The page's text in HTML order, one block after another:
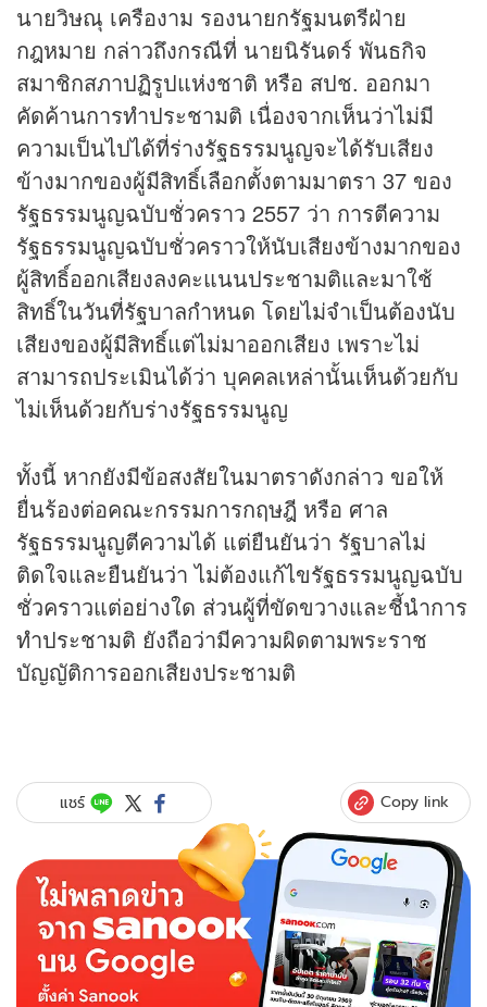
นายวิษณุ เครืองาม รองนายกรัฐมนตรีฝ่าย
กฎหมาย กล่าวถึงกรณีที่ นายนิรันดร์ พันธกิจ
สมาชิกสภาปฏิรูปแห่งชาติ หรือ สปช. ออกมา
คัดค้านการทำประชามติ เนื่องจากเห็นว่าไม่มี
ความเป็นไปได้ที่ร่างรัฐธรรมนูญจะได้รับเสียง
ข้างมากของผู้มีสิทธิ์เลือกตั้งตามมาตรา 37 ของ
รัฐธรรมนูญฉบับชั่วคราว 2557 ว่า การตีความ
รัฐธรรมนูญฉบับชั่วคราวให้นับเสียงข้างมากของ
ผู้สิทธิ์ออกเสียงลงคะแนนประชามติและมาใช้
สิทธิ์ในวันที่รัฐบาลกำหนด โดยไม่จำเป็นต้องนับ
เสียงของผู้มีสิทธิ์แต่ไม่มาออกเสียง เพราะไม่
สามารถประเมินได้ว่า บุคคลเหล่านั้นเห็นด้วยกับ
ไม่เห็นด้วยกับร่างรัฐธรรมนูญ
ทั้งนี้ หากยังมีข้อสงสัยในมาตราดังกล่าว ขอให้
ยื่นร้องต่อคณะกรรมการกฤษฎี หรือ ศาล
รัฐธรรมนูญตีความได้ แต่ยืนยันว่า รัฐบาลไม่
ติดใจและยืนยันว่า ไม่ต้องแก้ไขรัฐธรรมนูญฉบับ
ชั่วคราวแต่อย่างใด ส่วนผู้ที่ขัดขวางและชี้นำการ
ทำประชามติ ยังถือว่ามีความผิดตามพระราช
บัญญัติการออกเสียงประชามติ
แชร์ Copy link